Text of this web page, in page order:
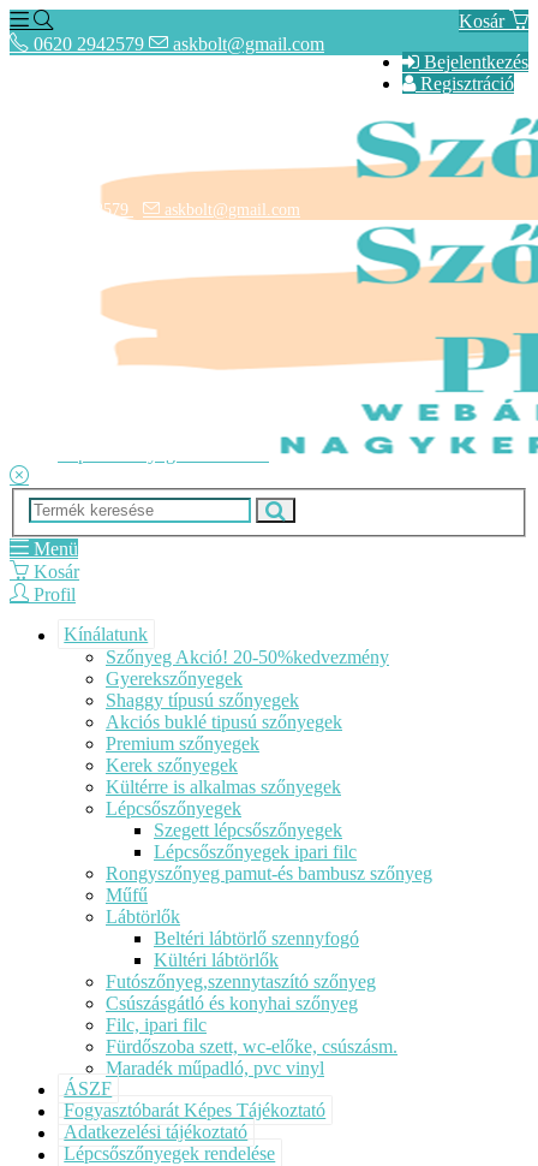
Kosár
Bejelentkezés
Regisztráció
0620 2942579 askbolt@gmail.com
0620 2942579 askbolt@gmail.com
Menü
Kosár
Profil
Kínálatunk
Szőnyeg Akció! 20-50%kedvezmény
Gyerekszőnyegek
Shaggy típusú szőnyegek
Akciós buklé tipusú szőnyegek
Premium szőnyegek
Kerek szőnyegek
Kültérre is alkalmas szőnyegek
Lépcsőszőnyegek
Szegett lépcsőszőnyegek
Lépcsőszőnyegek ipari filc
Rongyszőnyeg pamut-és bambusz szőnyeg
Műfű
Lábtörlők
Beltéri lábtörlő szennyfogó
Kültéri lábtörlők
Futószőnyeg,szennytaszító szőnyeg
Csúszásgátló és konyhai szőnyeg
Filc, ipari filc
Fürdőszoba szett, wc-előke, csúszásm.
Maradék műpadló, pvc vinyl
ÁSZF
Fogyasztóbarát Képes Tájékoztató
Adatkezelési tájékoztató
Lépcsőszőnyegek rendelése